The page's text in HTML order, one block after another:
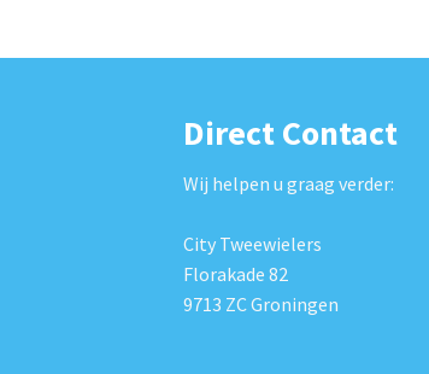
Direct Contact
Wij helpen u graag verder:
City Tweewielers
Florakade 82
9713 ZC Groningen